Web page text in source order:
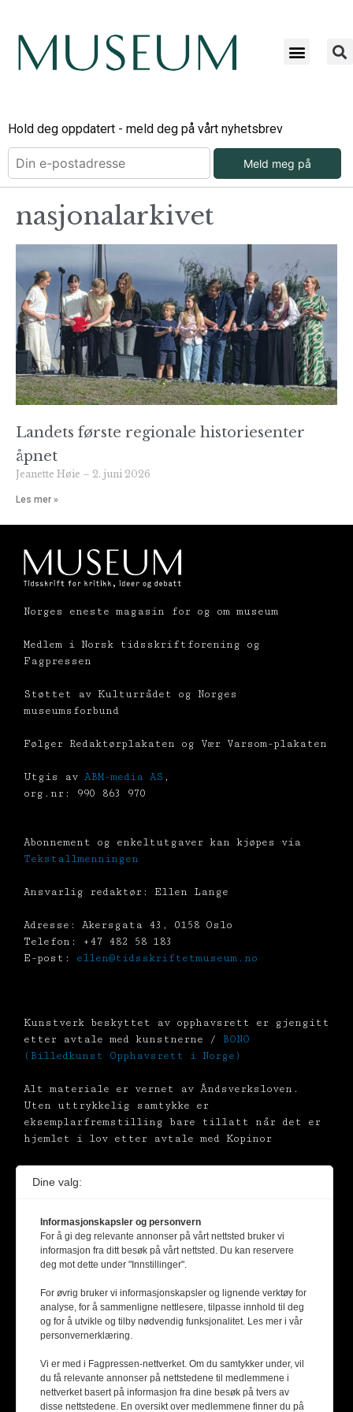
Hold deg oppdatert - meld deg på vårt nyhetsbrev
Meld meg på
nasjonalarkivet
Landets første regionale historiesenter
åpnet
Jeanette Høie 2. juni 2026
Les mer »
Norges eneste magasin for og om museum
Medlem i Norsk tidsskriftforening og
Fagpressen
Støttet av Kulturrådet og Norges
museumsforbund
Følger Redaktørplakaten og Vær Varsom-plakaten
Utgis av ABM-media AS ,
org.nr: 990 863 970
Abonnement og enkeltutgaver kan kjøpes via
Tekstallmenningen
Ansvarlig redaktør: Ellen Lange
Adresse: Akersgata 43, 0158 Oslo
Telefon: +47 482 58 183
E-post: ellen@tidsskriftetmuseum.no
Kunstverk beskyttet av opphavsrett er gjengitt
etter avtale med kunstnerne / BONO
(Billedkunst Opphavsrett i Norge)
Alt materiale er vernet av Åndsverksloven.
Uten uttrykkelig samtykke er
eksemplarfremstilling bare tillatt når det er
hjemlet i lov etter avtale med Kopinor
Dine valg:
Informasjonskapsler og personvern
For å gi deg relevante annonser på vårt nettsted bruker vi
informasjon fra ditt besøk på vårt nettsted. Du kan reservere
deg mot dette under "Innstillinger".
For øvrig bruker vi informasjonskapsler og lignende verktøy for
analyse, for å sammenligne nettlesere, tilpasse innhold til deg
og for å utvikle og tilby nødvendig funksjonalitet. Les mer i vår
personvernerklæring.
Vi er med i Fagpressen-nettverket. Om du samtykker under, vil
du få relevante annonser på nettstedene til medlemmene i
nettverket basert på informasjon fra dine besøk på tvers av
disse nettstedene. En oversikt over medlemmene finner du på